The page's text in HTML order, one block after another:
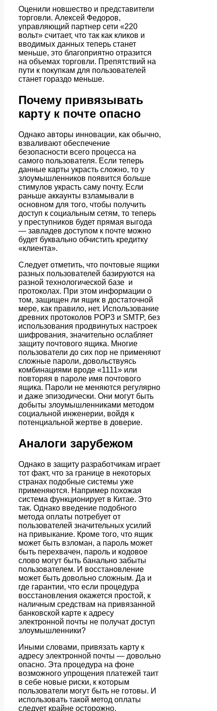
Оценили новшество и представители
торговли. Алексей Федоров,
управляющий партнер сети «220
вольт» считает, что так как кликов и
вводимых данных теперь станет
меньше, это благоприятно отразится
на объемах торговли. Препятствий на
пути к покупкам для пользователей
станет гораздо меньше.
Почему привязывать
карту к почте опасно
Однако авторы инновации, как обычно,
взваливают обеспечение
безопасности всего процесса на
самого пользователя. Если теперь
данные карты украсть сложно, то у
злоумышленников появится больше
стимулов украсть саму почту. Если
раньше аккаунты взламывали в
основном для того, чтобы получить
доступ к социальным сетям, то теперь
у преступников будет прямая выгода
— завладев доступом к почте можно
будет буквально обчистить кредитку
«клиента».
Следует отметить, что почтовые ящики
разных пользователей базируются на
разной технологической базе и
протоколах. При этом информации о
том, защищен ли ящик в достаточной
мере, как правило, нет. Использование
древних протоколов POP3 и SMTP, без
использования продвинутых настроек
шифрования, значительно ослабляет
защиту почтового ящика. Многие
пользователи до сих пор не применяют
сложные пароли, довольствуясь
комбинациями вроде «1111» или
повторяя в пароле имя почтового
ящика. Пароли не меняются регулярно
и даже эпизодически. Они могут быть
добыты злоумышленниками методом
социальной инженерии, войдя к
потенциальной жертве в доверие.
Аналоги зарубежом
Однако в защиту разработчикам играет
тот факт, что за границе в некоторых
странах подобные системы уже
применяются. Например похожая
система функционирует в Китае. Это
так. Однако введение подобного
метода оплаты потребует от
пользователей значительных усилий
на привыкание. Кроме того, что ящик
может быть взломан, а пароль может
быть перехвачен, пароль и кодовое
слово могут быть банально забыты
пользователем. И восстановление
может быть довольно сложным. Да и
где гарантии, что если процедура
восстановления окажется простой, к
наличным средствам на привязанной
банковской карте к адресу
электронной почты не получат доступ
злоумышленники?
Иными словами, привязать карту к
адресу электронной почты — довольно
опасно. Эта процедура на фоне
возможного упрощения платежей таит
в себе новые риски, к которым
пользователи могут быть не готовы. И
использовать такой метод оплаты
следует крайне осторожно.